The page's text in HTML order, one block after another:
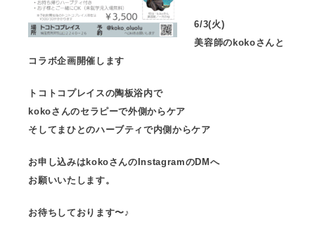
6/3(火)
美容師のkokoさんと
コラボ企画開催します
トコトコプレイスの陶板浴内で
kokoさんのセラピーで外側からケア
そしてまひとのハーブティで内側からケア
お申し込みはkokoさんのInstagramのDMへ
お願いいたします。
お待ちしております〜♪